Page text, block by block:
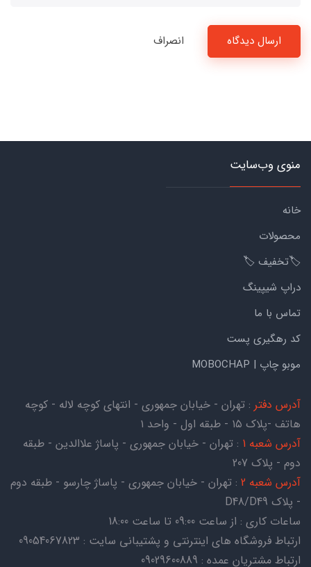
ارسال دیدگاه انصراف
منوی وب‌سایت
خانه
محصولات
🏷️تخفیف 🏷️
دراپ شیپینگ
تماس با ما
کد رهگیری پست
موبو چاپ | MOBOCHAP
آدرس دفتر : تهران - خیابان جمهوری - انتهای کوچه لاله - کوچه
هاتف -پلاک ۱۵ - طبقه اول - واحد ۱
آدرس شعبه 1
: تهران - خیابان جمهوری - پاساژ علاالدین - طبقه
دوم - پلاک 207
آدرس شعبه 2
: تهران - خیابان جمهوری - پاساژ چارسو - طبقه دوم
- پلاک D48/D49
ساعات کاری : از ساعت 09:00 تا ساعت 18:00
ارتباط فروشگاه های اینترنتی و پشتیبانی سایت : 09054067823
ارتباط مشتریان عمده : 09029600889